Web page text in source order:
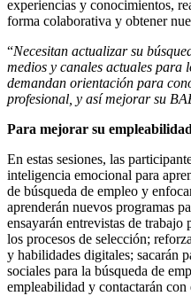
experiencias y conocimientos,
forma colaborativa y obtener
“Necesitan actualizar su
medios y canales actuales para
demandan orientación para
profesional, y así mejorar su
Para mejorar su
En estas sesiones, las
inteligencia emocional para
de búsqueda de empleo y
aprenderán nuevos programas
ensayarán entrevistas de
los procesos de selección;
y habilidades digitales; sacarán
sociales para la búsqueda de
empleabilidad y contactarán con